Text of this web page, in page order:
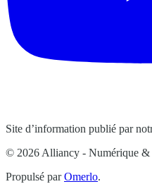
Site d’information publié par
© 2026 Alliancy - Numérique &
Propulsé parOmerlo.